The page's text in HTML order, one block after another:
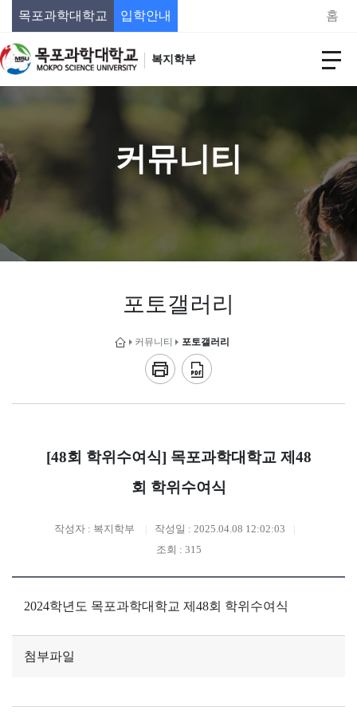
목포과학대학교 입학안내 홈
복지학부
커뮤니티
포토갤러리
커뮤니티 포토갤러리
[48회 학위수여식] 목포과학대학교 제48
회 학위수여식
작성자 : 복지학부
작성일 : 2025.04.08 12:02:03
조회 : 315
2024학년도 목포과학대학교 제48회 학위수여식
첨부파일